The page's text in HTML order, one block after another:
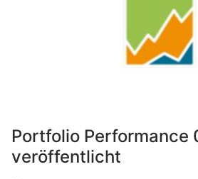
Portfolio Performance
veröffentlicht